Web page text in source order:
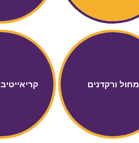
מחול ורקדנים קריאייטיב Express